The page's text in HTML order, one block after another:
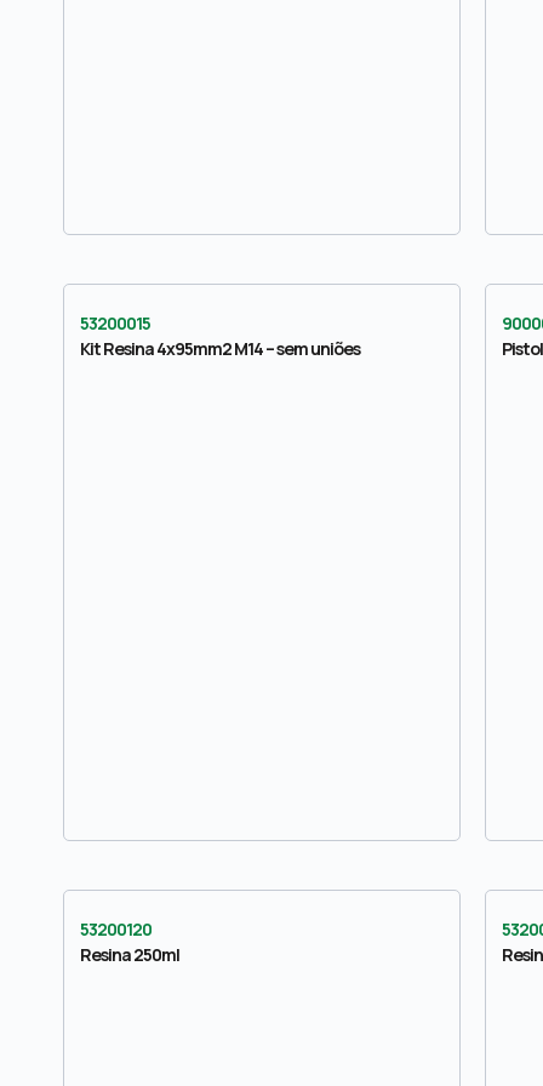
53200015
Kit Resina 4x95mm2 M14 – sem uniões
53200120
Resina 250ml